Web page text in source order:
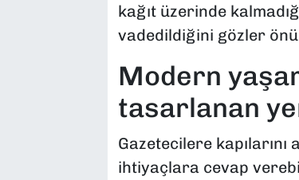
kağıt üzerinde
vadedildiğini gözler
Modern
tasarlanan
Gazetecilere kapılarını
ihtiyaçlara cevap